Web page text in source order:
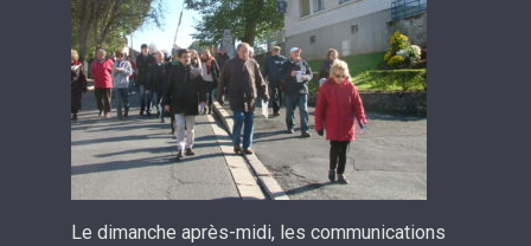
Le dimanche après-midi, les communications